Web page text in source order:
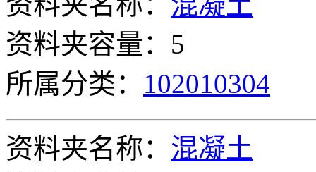
资料夹容量：5
所属分类： 102010304
资料夹名称： 混凝土